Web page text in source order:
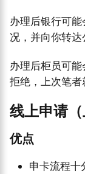
办理后银行可
况，并向你转达
办理后柜员可
拒绝，上次笔者
线上申请（
优点
申卡流程十